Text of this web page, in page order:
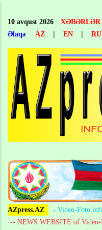
main
content
10 avqust 2026 XƏBƏRLƏR
Əlaqə
AZ | EN | RU
AZpress.AZ
- Video-Foto
-- NEWS WEBSITE of